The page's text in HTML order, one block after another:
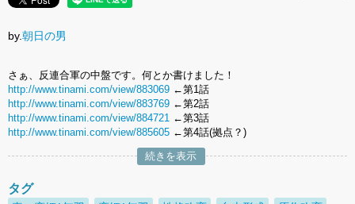
by.朝日の男
さぁ、反連合軍の中盤です。何とか書けました！
http://www.tinami.com/view/883069 ←第1話
http://www.tinami.com/view/883769 ←第2話
http://www.tinami.com/view/884721 ←第3話
http://www.tinami.com/view/885605 ←第4話(拠点？)
続きを表示
タグ